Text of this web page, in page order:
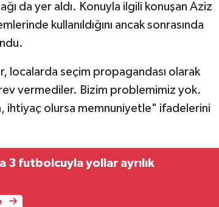
da yer aldı. Konuyla ilgili konuşan Aziz
kullanıldığını ancak sonrasında
localarda seçim propagandası olarak
vermediler. Bizim problemimiz yok.
ihtiyaç olursa memnuniyetle" ifadelerini
3 futbolcuyla yollar ayrılık